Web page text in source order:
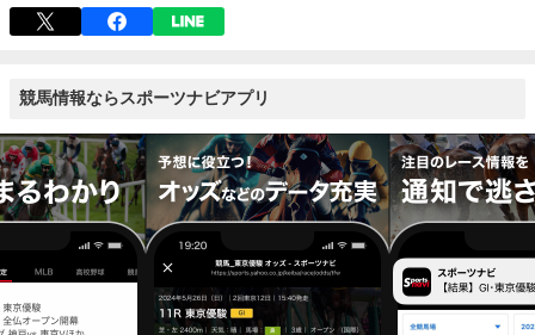
競馬情報ならスポーツナビアプリ